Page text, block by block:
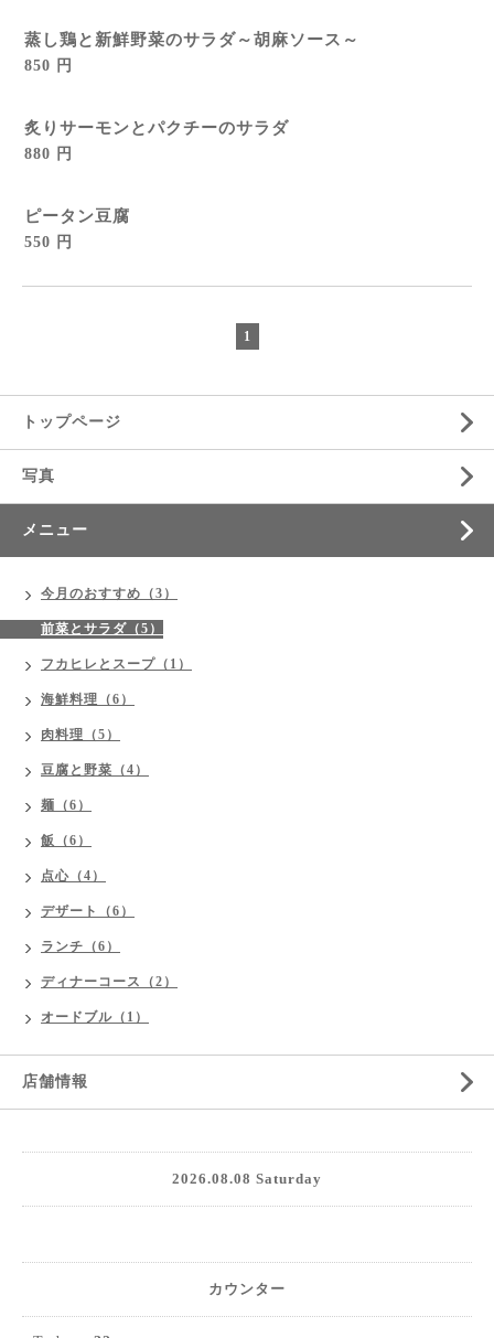
蒸し鶏と新鮮野菜のサラダ～胡麻ソース～
850 円
炙りサーモンとパクチーのサラダ
880 円
ピータン豆腐
550 円
1
トップページ
写真
メニュー
今月のおすすめ（3）
前菜とサラダ（5）
フカヒレとスープ（1）
海鮮料理（6）
肉料理（5）
豆腐と野菜（4）
麺（6）
飯（6）
点心（4）
デザート（6）
ランチ（6）
ディナーコース（2）
オードブル（1）
店舗情報
2026.08.08 Saturday
カウンター